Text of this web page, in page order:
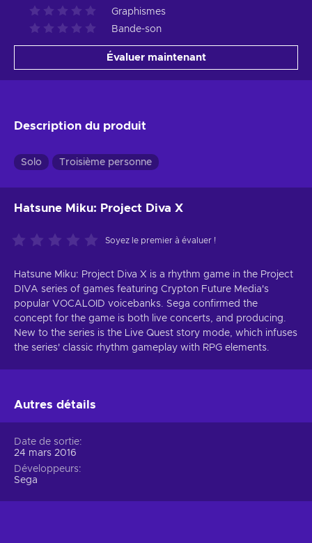
Graphismes
Bande-son
Évaluer maintenant
Description du produit
Solo Troisième personne
Hatsune Miku: Project Diva X
Soyez le premier à évaluer !
Hatsune Miku: Project Diva X is a rhythm game in the Project
DIVA series of games featuring Crypton Future Media's
popular VOCALOID voicebanks. Sega confirmed the
concept for the game is both live concerts, and producing.
New to the series is the Live Quest story mode, which infuses
the series' classic rhythm gameplay with RPG elements.
Autres détails
Date de sortie
24 mars 2016
Développeurs
Sega